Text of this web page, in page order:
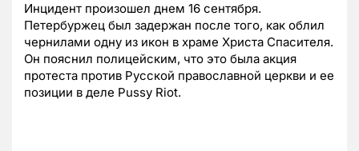
Инцидент произошел днем 16 сентября.
Петербуржец был задержан после того, как облил
чернилами одну из икон в храме Христа Спасителя.
Он пояснил полицейским, что это была акция
протеста против Русской православной церкви и ее
позиции в деле Pussy Riot.